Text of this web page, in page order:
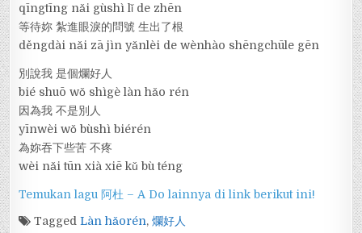
qīngtīng nǎi gùshì lǐ de zhēn
等待妳 紮進眼淚的問號 生出了根
děngdài nǎi zā jìn yǎnlèi de wènhào shēngchūle gēn
別說我 是個爛好人
bié shuō wǒ shìgè làn hǎo rén
因為我 不是別人
yīnwèi wǒ bùshì biérén
為妳吞下些苦 不疼
wèi nǎi tūn xià xiē kǔ bù téng
Temukan lagu 阿杜 – A Do lainnya di link berikut ini!
TaggedLàn hǎorén,爛好人